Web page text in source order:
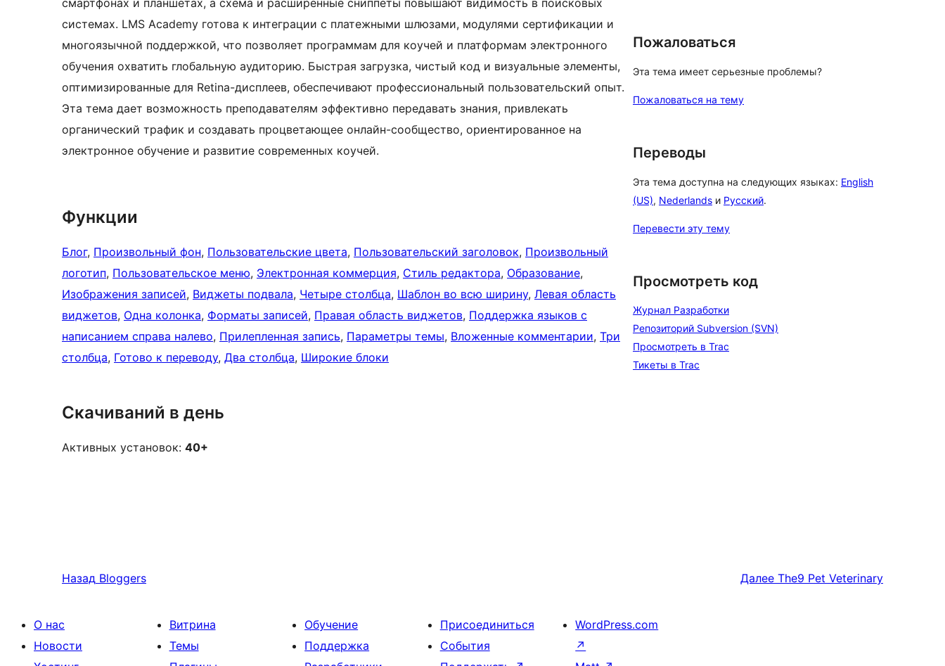
смартфонах и планшетах, а схема и расширенные сниппеты повышают видимость в поисковых
системах. LMS Academy готова к интеграции с платежными шлюзами, модулями сертификации и
многоязычной поддержкой, что позволяет программам для коучей и платформам электронного
обучения охватить глобальную аудиторию. Быстрая загрузка, чистый код и визуальные элементы,
оптимизированные для Retina-дисплеев, обеспечивают профессиональный пользовательский опыт.
Эта тема дает возможность преподавателям эффективно передавать знания, привлекать
органический трафик и создавать процветающее онлайн-сообщество, ориентированное на
электронное обучение и развитие современных коучей.
Функции
Блог, Произвольный фон, Пользовательские цвета, Пользовательский заголовок, Произвольный
логотип, Пользовательское меню, Электронная коммерция, Стиль редактора, Образование
Изображения записей, Виджеты подвала, Четыре столбца, Шаблон во всю ширину, Левая область
виджетов, Одна колонка, Форматы записей, Правая область виджетов, Поддержка языков с
написанием справа налево, Прилепленная запись, Параметры темы, Вложенные комментарии, Три
столбца, Готово к переводу, Два столбца, Широкие блоки
Скачиваний в день
Активных установок: 40+
Пожаловаться
Эта тема имеет серьезные проблемы?
Пожаловаться на тему
Переводы
Эта тема доступна на следующих языках: English
(US), Nederlands и Русский.
Перевести эту тему
Просмотреть код
Журнал Разработки
Репозиторий Subversion (SVN)
Просмотреть в Trac
Тикеты в Trac
Назад Bloggers Далее The9 Pet Veterinary
О нас
Новости
Витрина
Темы
Обучение
Поддержка
Присоединиться
События
WordPress.com
↗